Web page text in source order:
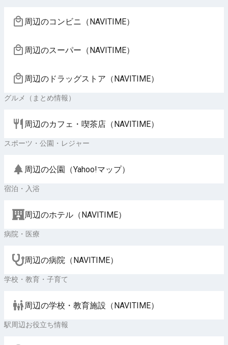
周辺のコンビニ（NAVITIME）
周辺のスーパー（NAVITIME）
周辺のドラッグストア（NAVITIME）
グルメ（まとめ情報）
周辺のカフェ・喫茶店（NAVITIME）
スポーツ・公園・レジャー
周辺の公園（Yahoo!マップ）
宿泊・入浴
周辺のホテル（NAVITIME）
病院・医療
周辺の病院（NAVITIME）
学校・教育・子育て
周辺の学校・教育施設（NAVITIME）
駅周辺お役立ち情報